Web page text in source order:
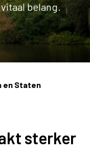
belang.
en Staten
sterker